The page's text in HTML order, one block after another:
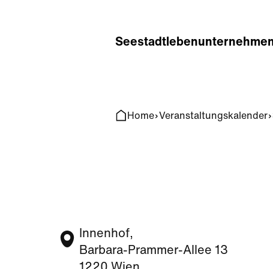
Seestadtleben
Home Veranstaltungskalender
Innenhof,
Barbara-Prammer-Allee 13